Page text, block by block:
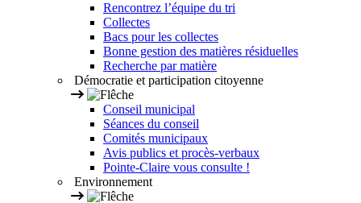
Rencontrez l’équipe du tri
Collectes
Bacs pour les collectes
Bonne gestion des matières résiduelles
Recherche par matière
Démocratie et participation citoyenne
Conseil municipal
Séances du conseil
Comités municipaux
Avis publics et procès-verbaux
Pointe-Claire vous consulte !
Environnement